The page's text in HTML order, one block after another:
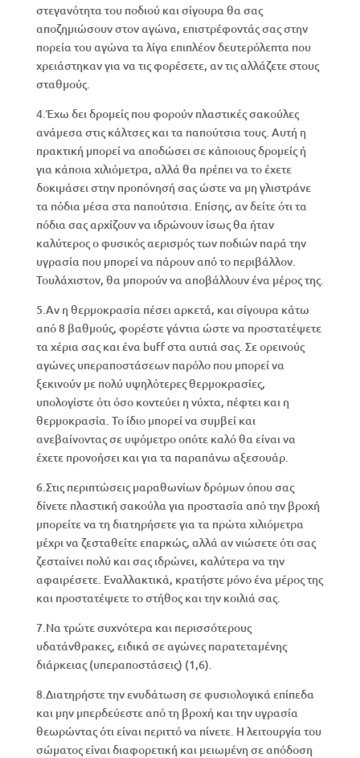
στεγανότητα του ποδιού και σίγουρα θα σας
αποζημιώσουν στον αγώνα, επιστρέφοντάς σας στην
πορεία του αγώνα τα λίγα επιπλέον δευτερόλεπτα που
χρειάστηκαν για να τις φορέσετε, αν τις αλλάζετε στους
σταθμούς.
4.Έχω δει δρομείς που φορούν πλαστικές σακούλες
ανάμεσα στις κάλτσες και τα παπούτσια τους. Αυτή η
πρακτική μπορεί να αποδώσει σε κάποιους δρομείς ή
για κάποια χιλιόμετρα, αλλά θα πρέπει να το έχετε
δοκιμάσει στην προπόνησή σας ώστε να μη γλιστράνε
τα πόδια μέσα στα παπούτσια. Επίσης, αν δείτε ότι τα
πόδια σας αρχίζουν να ιδρώνουν ίσως θα ήταν
καλύτερος ο φυσικός αερισμός των ποδιών παρά την
υγρασία που μπορεί να πάρουν από το περιβάλλον.
Τουλάχιστον, θα μπορούν να αποβάλλουν ένα μέρος της.
5.Αν η θερμοκρασία πέσει αρκετά, και σίγουρα κάτω
από 8 βαθμούς, φορέστε γάντια ώστε να προστατέψετε
τα χέρια σας και ένα buff στα αυτιά σας. Σε ορεινούς
αγώνες υπεραποστάσεων παρόλο που μπορεί να
ξεκινούν με πολύ υψηλότερες θερμοκρασίες,
υπολογίστε ότι όσο κοντεύει η νύχτα, πέφτει και η
θερμοκρασία. Το ίδιο μπορεί να συμβεί και
ανεβαίνοντας σε υψόμετρο οπότε καλό θα είναι να
έχετε προνοήσει και για τα παραπάνω αξεσουάρ.
6.Στις περιπτώσεις μαραθωνίων δρόμων όπου σας
δίνετε πλαστική σακούλα για προστασία από την βροχή
μπορείτε να τη διατηρήσετε για τα πρώτα χιλιόμετρα
μέχρι να ζεσταθείτε επαρκώς, αλλά αν νιώσετε ότι σας
ζεσταίνει πολύ και σας ιδρώνει, καλύτερα να την
αφαιρέσετε. Εναλλακτικά, κρατήστε μόνο ένα μέρος της
και προστατέψετε το στήθος και την κοιλιά σας.
7.Να τρώτε συχνότερα και περισσότερους
υδατάνθρακες, ειδικά σε αγώνες παρατεταμένης
διάρκειας (υπεραποστάσεις) (1,6).
8.Διατηρήστε την ενυδάτωση σε φυσιολογικά επίπεδα
και μην μπερδεύεστε από τη βροχή και την υγρασία
θεωρώντας ότι είναι περιττό να πίνετε. Η λειτουργία του
σώματος είναι διαφορετική και μειωμένη σε απόδοση